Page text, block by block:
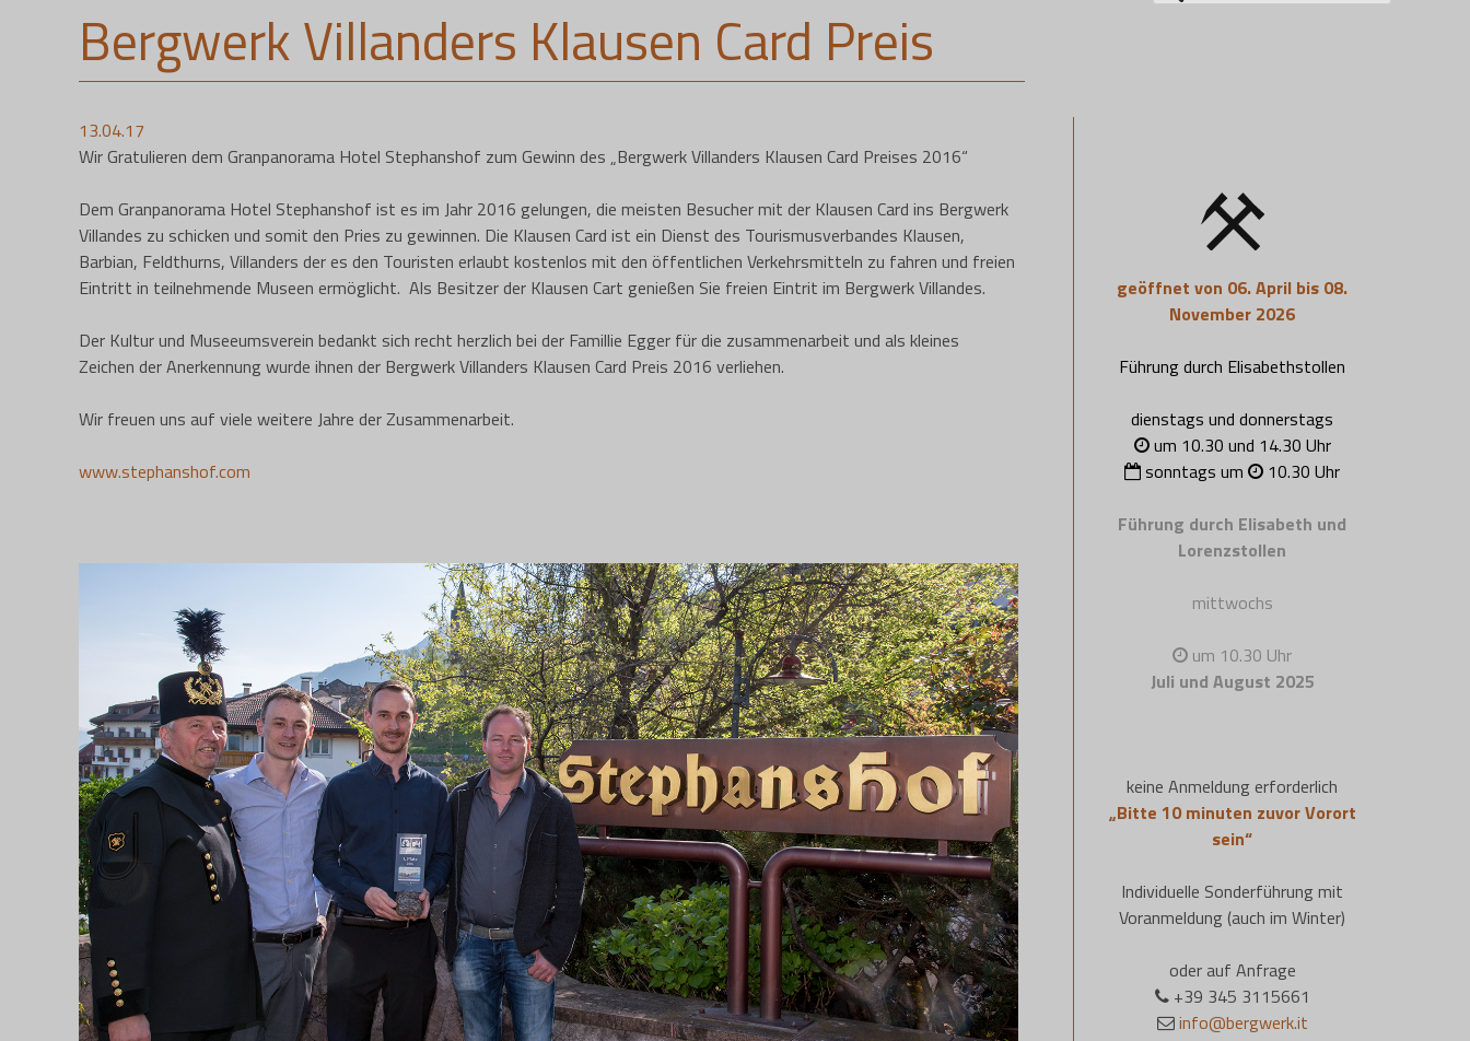
nach:
Bergwerk Villanders Klausen Card Preis
13.04.17
Wir Gratulieren dem Granpanorama Hotel Stephanshof zum Gewinn des „Bergwerk Villanders Klausen Card Preises 2016“
Dem Granpanorama Hotel Stephanshof ist es im Jahr 2016 gelungen, die meisten Besucher mit der Klausen Card ins Bergwerk
Villandes zu schicken und somit den Pries zu gewinnen. Die Klausen Card ist ein Dienst des Tourismusverbandes Klausen,
Barbian, Feldthurns, Villanders der es den Touristen erlaubt kostenlos mit den öffentlichen Verkehrsmitteln zu fahren und freien
Eintritt in teilnehmende Museen ermöglicht. Als Besitzer der Klausen Cart genießen Sie freien Eintrit im Bergwerk Villandes.
Der Kultur und Museeumsverein bedankt sich recht herzlich bei der Famillie Egger für die zusammenarbeit und als kleines
Zeichen der Anerkennung wurde ihnen der Bergwerk Villanders Klausen Card Preis 2016 verliehen.
Wir freuen uns auf viele weitere Jahre der Zusammenarbeit.
www.stephanshof.com
geöffnet von 06. April bis 08.
November 2026
Führung durch Elisabethstollen
dienstags und donnerstags
um 10.30 und 14.30 Uhr
sonntags um
10.30 Uhr
Führung durch Elisabeth und
Lorenzstollen
mittwochs
um 10.30 Uhr
Juli und August 2025
keine Anmeldung erforderlich
„Bitte 10 minuten zuvor Vorort
sein“
Individuelle Sonderführung mit
Voranmeldung (auch im Winter)
oder auf Anfrage
+39 345 3115661
info@bergwerk.it